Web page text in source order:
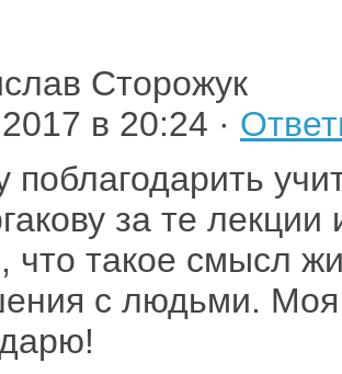
Сторожук
в 20:24 ·
поблагодарить
за те
что такое смысл
с людьми.